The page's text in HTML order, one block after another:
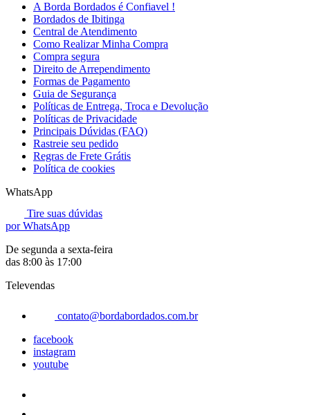
A Borda Bordados é Confiavel !
Bordados de Ibitinga
Central de Atendimento
Como Realizar Minha Compra
Compra segura
Direito de Arrependimento
Formas de Pagamento
Guia de Segurança
Políticas de Entrega, Troca e Devolução
Políticas de Privacidade
Principais Dúvidas (FAQ)
Rastreie seu pedido
Regras de Frete Grátis
Política de cookies
WhatsApp
Tire suas dúvidas
por WhatsApp
De segunda a sexta-feira
das 8:00 às 17:00
Televendas
contato@bordabordados.com.br
facebook
instagram
youtube